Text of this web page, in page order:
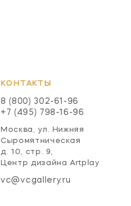
КОНТАКТЫ
8 (800) 302-61-96
+7 (495) 798-16-96
Москва, ул. Нижняя
Сыромятническая
д. 10, стр. 9,
Центр дизайна Artplay
vc@vcgallery.ru